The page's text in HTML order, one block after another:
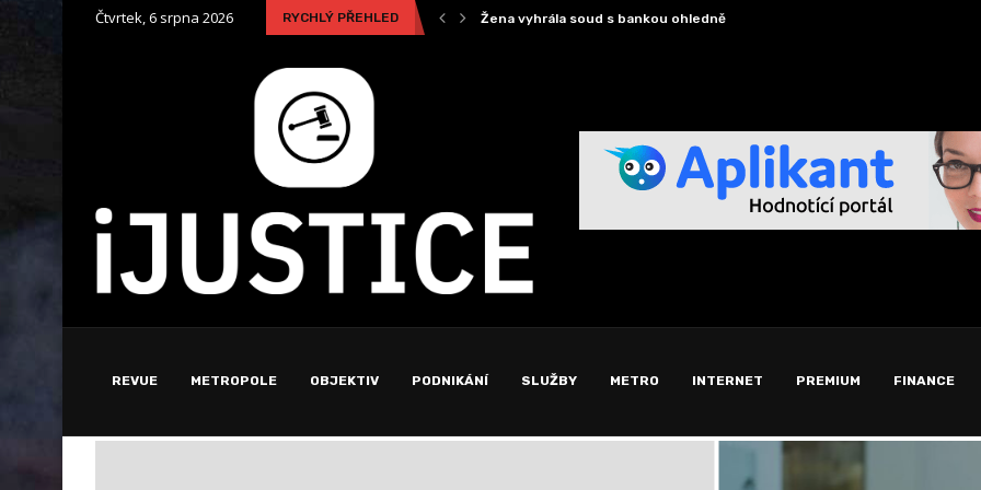
Čtvrtek, 6 srpna 2026 RYCHLÝ PŘEHLED
Žena vyhrála soud s bankou ohledně poplatku za... K českým kořenům či identitě se v USA...
REVUE METROPOLE OBJEKTIV PODNIKÁNÍ SLUŽBY METRO INTERNET PREMIUM FINANCE